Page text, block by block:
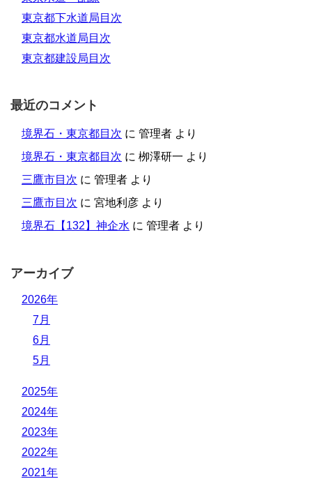
東京都下水道局目次
東京都水道局目次
東京都建設局目次
最近のコメント
境界石・東京都目次 に 管理者 より
境界石・東京都目次 に 栁澤研一 より
三鷹市目次 に 管理者 より
三鷹市目次 に 宮地利彦 より
境界石【132】神企水 に 管理者 より
アーカイブ
2026年
7月
6月
5月
2025年
2024年
2023年
2022年
2021年